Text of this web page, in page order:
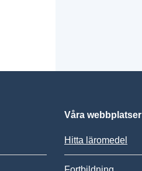
Våra webbplatser
Hitta läromedel